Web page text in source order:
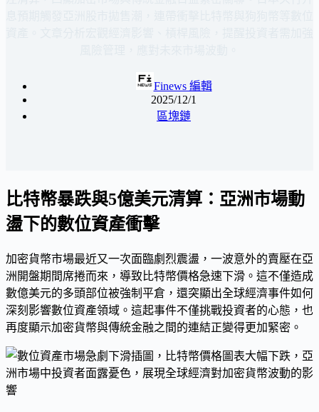
Finews 編輯
2025/12/1
區塊鏈
比特幣暴跌與5億美元清算：亞洲市場動
盪下的數位資產衝擊
加密貨幣市場最近又一次面臨劇烈震盪，一波意外的賣壓在亞
洲開盤期間席捲而來，導致比特幣價格急速下滑。這不僅造成
數億美元的多頭部位被強制平倉，還突顯出全球經濟事件如何
深刻影響數位資產領域。這起事件不僅挑戰投資者的心態，也
再度顯示加密貨幣與傳統金融之間的連結正變得更加緊密。